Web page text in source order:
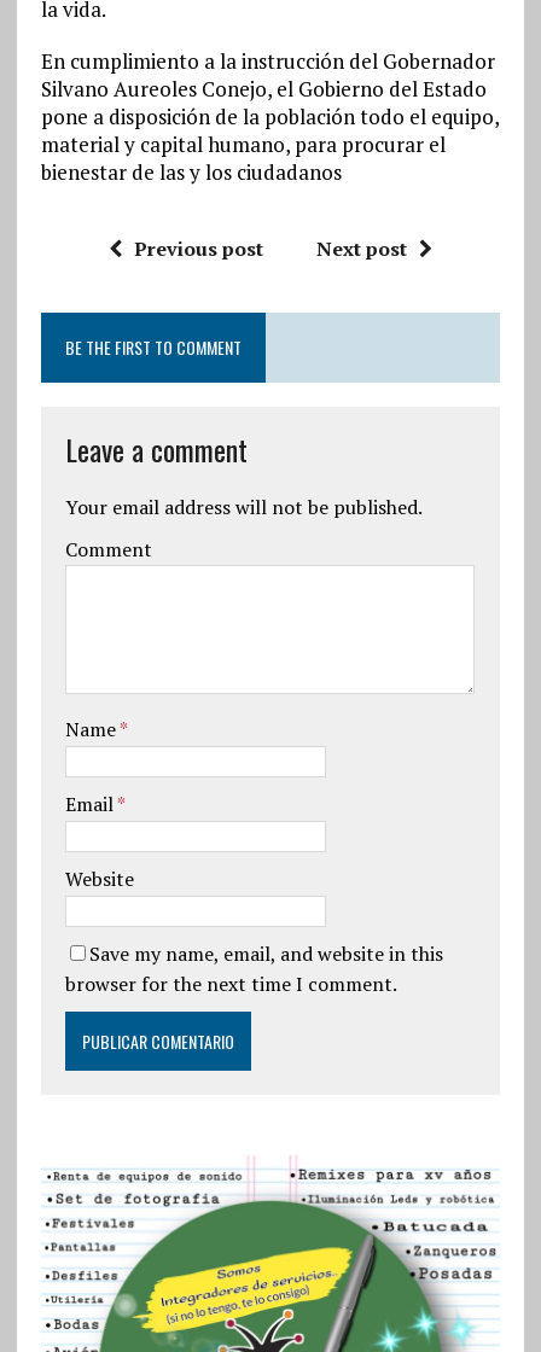
la vida.
En cumplimiento a la instrucción del Gobernador
Silvano Aureoles Conejo, el Gobierno del Estado
pone a disposición de la población todo el equipo,
material y capital humano, para procurar el
bienestar de las y los ciudadanos
Previous post Next post
BE THE FIRST TO COMMENT
Leave a comment
Your email address will not be published.
Comment
Name*
Email*
Website
Save my name, email, and website in this
browser for the next time I comment.